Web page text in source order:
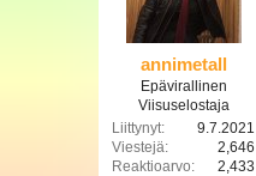
annimetall
Epävirallinen
Viisuselostaja
Liittynyt
9.7.2021
Viestejä
2,646
Reaktioarvo
2,433